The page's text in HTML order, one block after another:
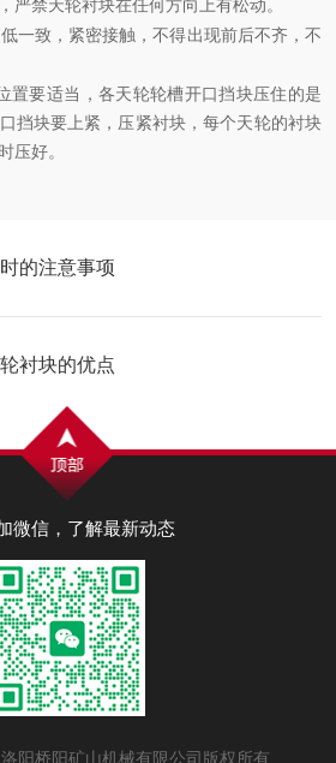
严禁天轮衬块在任何方向上有松动。
一致，紧密接触，不得出现前后不齐，不
置要适当，各天轮轮槽开口挡块压住的是
挡块要上紧，压紧衬块，每个天轮的衬块
压好。
的注意事项
衬块的优点
微信，了解最新动态
阳桥阳矿山机械有限公司版权所有